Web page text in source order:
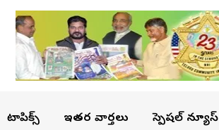
టాపిక్స్ ఇతర వార్తలు స్పెషల్ న్యూస్